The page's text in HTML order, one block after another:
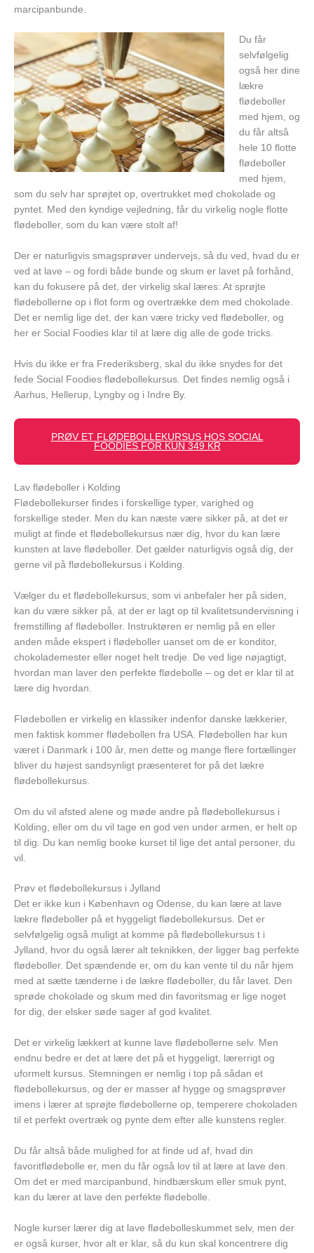
marcipanbunde.
Du får
selvfølgelig
også her dine
lækre
flødeboller
med hjem, og
du får altså
hele 10 flotte
flødeboller
med hjem,
som du selv har sprøjtet op, overtrukket med chokolade og
pyntet. Med den kyndige vejledning, får du virkelig nogle flotte
flødeboller, som du kan være stolt af!
Der er naturligvis smagsprøver undervejs, så du ved, hvad du er
ved at lave – og fordi både bunde og skum er lavet på forhånd,
kan du fokusere på det, der virkelig skal læres: At sprøjte
flødebollerne op i flot form og overtrække dem med chokolade.
Det er nemlig lige det, der kan være tricky ved flødeboller, og
her er Social Foodies klar til at lære dig alle de gode tricks.
Hvis du ikke er fra Frederiksberg, skal du ikke snydes for det
fede Social Foodies flødebollekursus. Det findes nemlig også i
Aarhus, Hellerup, Lyngby og i Indre By.
PRØV ET FLØDEBOLLEKURSUS HOS SOCIAL
FOODIES FOR KUN 349 KR
Lav flødeboller i Kolding
Flødebollekurser findes i forskellige typer, varighed og
forskellige steder. Men du kan næste være sikker på, at det er
muligt at finde et flødebollekursus nær dig, hvor du kan lære
kunsten at lave flødeboller. Det gælder naturligvis også dig, der
gerne vil på flødebollekursus i Kolding.
Vælger du et flødebollekursus, som vi anbefaler her på siden,
kan du være sikker på, at der er lagt op til kvalitetsundervisning i
fremstilling af flødeboller. Instruktøren er nemlig på en eller
anden måde ekspert i flødeboller uanset om de er konditor,
chokolademester eller noget helt tredje. De ved lige nøjagtigt,
hvordan man laver den perfekte flødebolle – og det er klar til at
lære dig hvordan.
Flødebollen er virkelig en klassiker indenfor danske lækkerier,
men faktisk kommer flødebollen fra USA. Flødebollen har kun
været i Danmark i 100 år, men dette og mange flere fortællinger
bliver du højest sandsynligt præsenteret for på det lækre
flødebollekursus.
Om du vil afsted alene og møde andre på flødebollekursus i
Kolding, eller om du vil tage en god ven under armen, er helt op
til dig. Du kan nemlig booke kurset til lige det antal personer, du
vil.
Prøv et flødebollekursus i Jylland
Det er ikke kun i København og Odense, du kan lære at lave
lækre flødeboller på et hyggeligt flødebollekursus. Det er
selvfølgelig også muligt at komme på flødebollekursus t i
Jylland, hvor du også lærer alt teknikken, der ligger bag perfekte
flødeboller. Det spændende er, om du kan vente til du når hjem
med at sætte tænderne i de lækre flødeboller, du får lavet. Den
sprøde chokolade og skum med din favoritsmag er lige noget
for dig, der elsker søde sager af god kvalitet.
Det er virkelig lækkert at kunne lave flødebollerne selv. Men
endnu bedre er det at lære det på et hyggeligt, lærerrigt og
uformelt kursus. Stemningen er nemlig i top på sådan et
flødebollekursus, og der er masser af hygge og smagsprøver
imens i lærer at sprøjte flødebollerne op, temperere chokoladen
til et perfekt overtræk og pynte dem efter alle kunstens regler.
Du får altså både mulighed for at finde ud af, hvad din
favoritflødebolle er, men du får også lov til at lære at lave den.
Om det er med marcipanbund, hindbærskum eller smuk pynt,
kan du lærer at lave den perfekte flødebolle.
Nogle kurser lærer dig at lave flødebolleskummet selv, men der
er også kurser, hvor alt er klar, så du kun skal koncentrere dig